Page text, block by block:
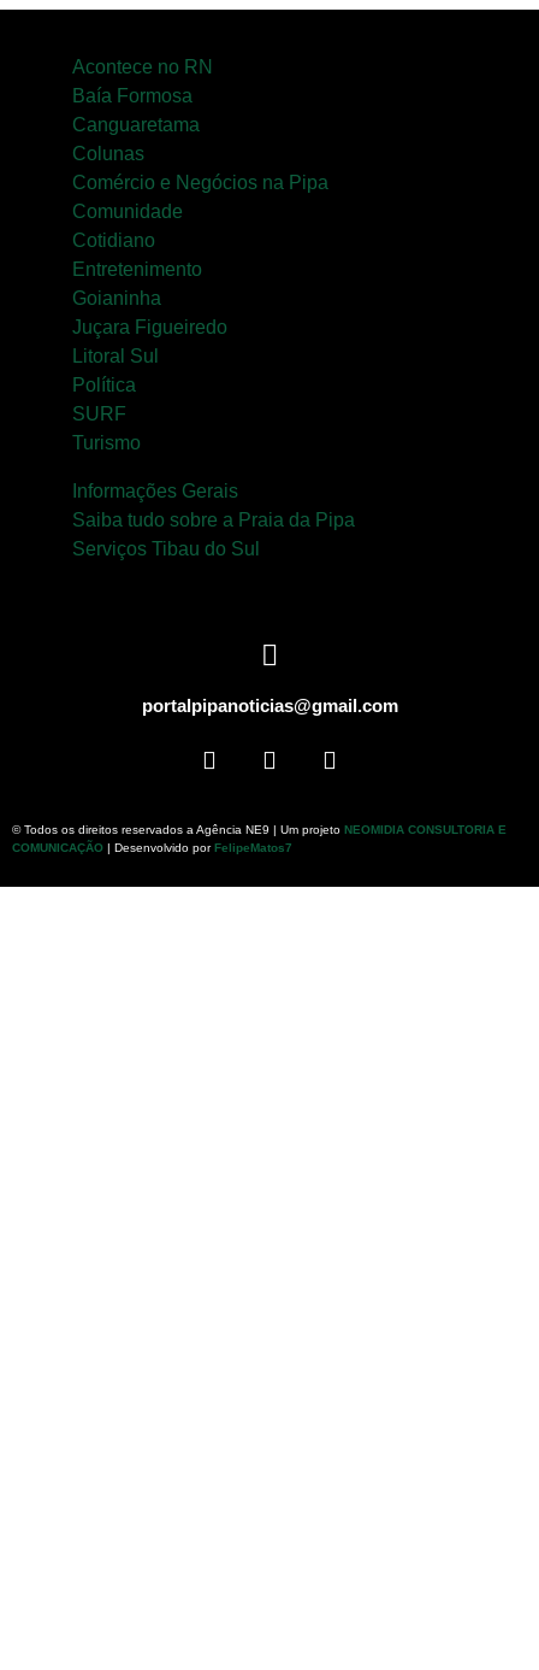
Acontece no RN
Baía Formosa
Canguaretama
Colunas
Comércio e Negócios na Pipa
Comunidade
Cotidiano
Entretenimento
Goianinha
Juçara Figueiredo
Litoral Sul
Política
SURF
Turismo
Informações Gerais
Saiba tudo sobre a Praia da Pipa
Serviços Tibau do Sul
portalpipanoticias@gmail.com
© Todos os direitos reservados a Agência NE9 | Um projeto NEOMIDIA CONSULTORIA E
COMUNICAÇÃO | Desenvolvido porFelipeMatos7